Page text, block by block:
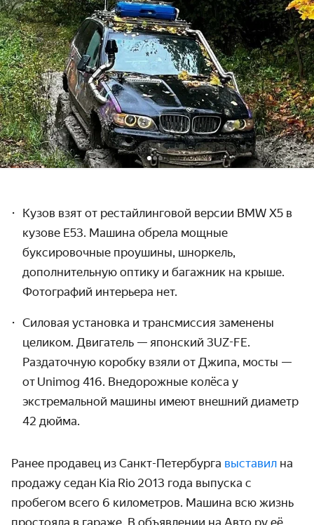
Кузов взят от рестайлинговой версии BMW X5 в
кузове Е53. Машина обрела мощные
буксировочные проушины, шноркель,
дополнительную оптику и багажник на крыше.
Фотографий интерьера нет.
Силовая установка и трансмиссия заменены
целиком. Двигатель — японский 3UZ-FE.
Раздаточную коробку взяли от Джипа, мосты —
от Unimog 416. Внедорожные колёса у
экстремальной машины имеют внешний диаметр
42 дюйма.
Ранее продавец из Санкт-Петербурга выставил на
продажу седан Kia Rio 2013 года выпуска с
пробегом всего 6 километров. Машина всю жизнь